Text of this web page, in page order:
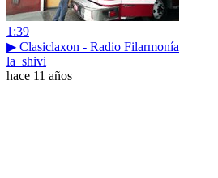
1:39
▶ Clasiclaxon - Radio Filarmonía
la_shivi
hace 11 años